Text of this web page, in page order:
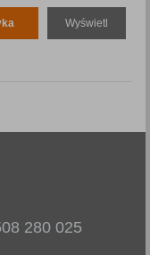
Wyświetl
280 025